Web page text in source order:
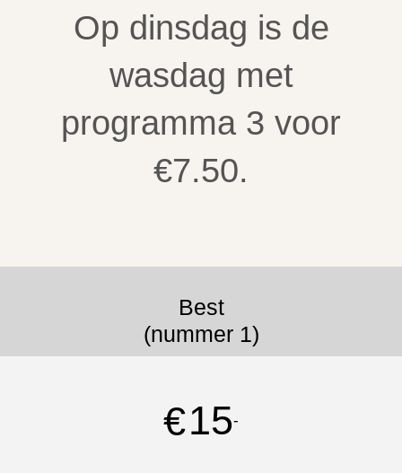
Op dinsdag is de
wasdag met
programma 3 voor
€7.50.
Best
(nummer 1)
€15-